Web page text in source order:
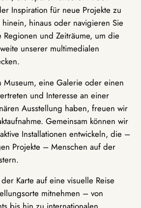
Inspiration für neue Projekte zu
hinaus oder navigieren Sie
und Zeiträume, um die
unserer multimedialen
Museum, eine Galerie oder einen
und Interesse an einer
Ausstellung haben, freuen wir
Gemeinsam können wir
Installationen entwickeln, die –
Projekte – Menschen auf der
Karte auf eine visuelle Reise
mitnehmen – von